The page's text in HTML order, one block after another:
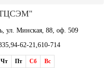
ул. Минская, 88, оф. 509
62-21,610-714
Чт Пт Сб Вс